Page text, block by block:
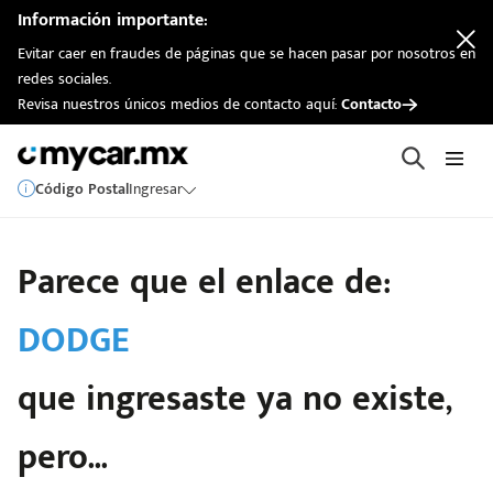
Información importante:
Evitar caer en fraudes de páginas que se hacen pasar por nosotros en
redes sociales.
Revisa nuestros únicos medios de contacto aquí:Contacto
Código PostalIngresar
Parece que el enlace de:
DODGE
que ingresaste ya no existe,
pero...